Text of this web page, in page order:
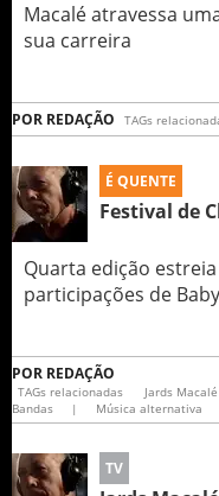
Macalé atravessa
sua carreira
POR REDAÇÃO TAGs
É QUENTE
Festival de
Quarta edição
participações de
POR REDAÇÃO
TAGs relacionadas Jards Macalé
Bandas
| Música alternativa
TV